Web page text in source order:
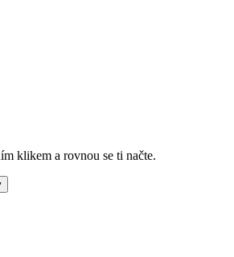
klikem a rovnou se ti načte.